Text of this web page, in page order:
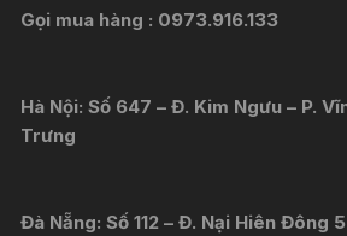
Gọi mua hàng : 0973.916.133
Hà Nội: Số 647 – Đ. Kim Ngưu – P.
Trưng
Đà Nẵng: Số 112 – Đ. Nại Hiên Đông